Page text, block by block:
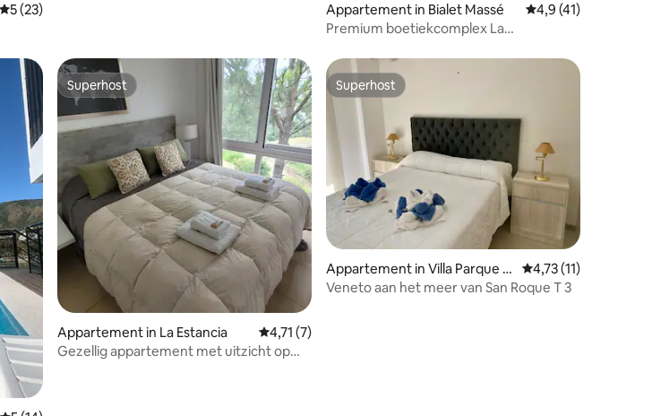
Gemiddelde beoordeling van 5 uit 5, 23 recensies
5 (23)
Appartement in Bialet Massé Gemiddelde
4,9 (41)
Premium boetiekcomplex La
Superhost
Superhost
Appartement in La Estancia Gemiddelde beoordeling van 4,71 uit 5, 7 recensies
4,71 (7)
Gezellig appartement met uitzicht op
Superhost
Superhost
Appartement in Villa Parque Sí
quiman
Gemiddelde
4,73 (11)
Veneto aan het meer van San Roque T 3